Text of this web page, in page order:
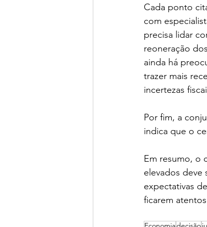
Cada ponto
com
precisa lidar
reoneração
ainda há
trazer mais
incertezas
Por fim, a
indica que o
Em resumo, o
elevados deve
expectativas
ficarem